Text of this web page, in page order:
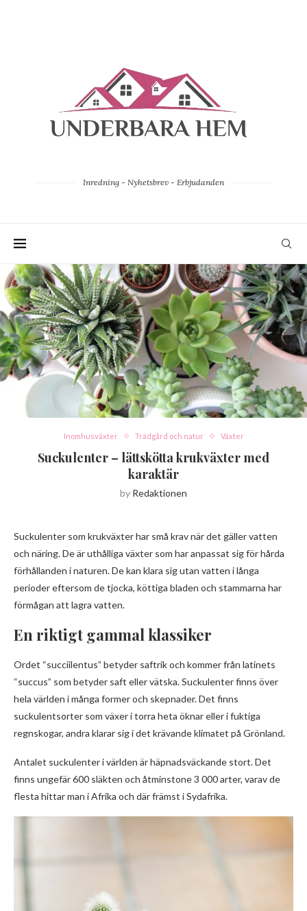
Inredning - Nyhetsbrev - Erbjudanden
Inomhusväxter Trädgård och natur Växter
Suckulenter – lättskötta krukväxter med
karaktär
by Redaktionen
Suckulenter som krukväxter har små krav när det gäller vatten
och näring. De är uthålliga växter som har anpassat sig för hårda
förhållanden i naturen. De kan klara sig utan vatten i långa
perioder eftersom de tjocka, köttiga bladen och stammarna har
förmågan att lagra vatten.
En riktigt gammal klassiker
Ordet “succiilentus” betyder saftrik och kommer från latinets
“succus” som betyder saft eller vätska. Suckulenter finns över
hela världen i många former och skepnader. Det finns
suckulentsorter som växer i torra heta öknar eller i fuktiga
regnskogar, andra klarar sig i det krävande klimatet på Grönland.
Antalet suckulenter i världen är häpnadsväckande stort. Det
finns ungefär 600 släkten och åtminstone 3 000 arter, varav de
flesta hittar man i Afrika och där främst i Sydafrika.